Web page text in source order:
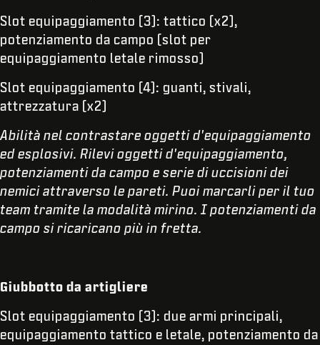
Slot equipaggiamento (3): tattico (x2),
potenziamento da campo (slot per
equipaggiamento letale rimosso)
Slot equipaggiamento (4): guanti, stivali,
attrezzatura (x2)
Abilità nel contrastare oggetti d'equipaggiamento
ed esplosivi. Rilevi oggetti d'equipaggiamento,
potenziamenti da campo e serie di uccisioni dei
nemici attraverso le pareti. Puoi marcarli per il tuo
team tramite la modalità mirino. I potenziamenti da
campo si ricaricano più in fretta.
Giubbotto da artigliere
Slot equipaggiamento (3): due armi principali,
equipaggiamento tattico e letale, potenziamento da